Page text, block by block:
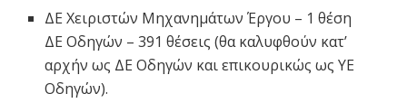
ΔΕ Χειριστών Μηχανημάτων Έργου – 1 θέση
ΔΕ Οδηγών – 391 θέσεις (θα καλυφθούν κατ’
αρχήν ως ΔΕ Οδηγών και επικουρικώς ως ΥΕ
Οδηγών).